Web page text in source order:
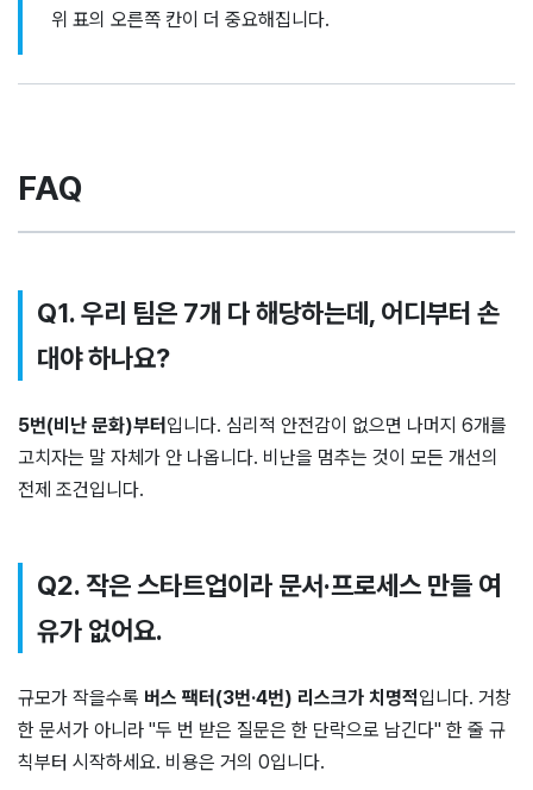
위 표의 오른쪽 칸이 더 중요해집니다.
FAQ
Q1. 우리 팀은 7개 다 해당하는데, 어디부터 손
대야 하나요?
5번(비난 문화)부터입니다. 심리적 안전감이 없으면 나머지 6개를
고치자는 말 자체가 안 나옵니다. 비난을 멈추는 것이 모든 개선의
전제 조건입니다.
Q2. 작은 스타트업이라 문서·프로세스 만들 여
유가 없어요.
규모가 작을수록 버스 팩터(3번·4번) 리스크가 치명적입니다. 거창
한 문서가 아니라 "두 번 받은 질문은 한 단락으로 남긴다" 한 줄 규
칙부터 시작하세요. 비용은 거의 0입니다.